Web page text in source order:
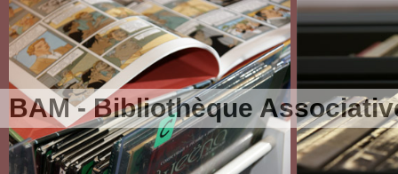
BAM - Bibliothèque